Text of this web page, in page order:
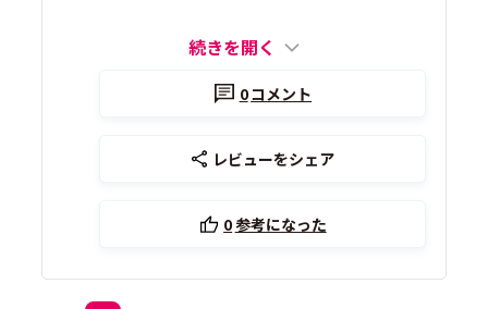
続きを開く
0コメント
レビューをシェア
0参考になった